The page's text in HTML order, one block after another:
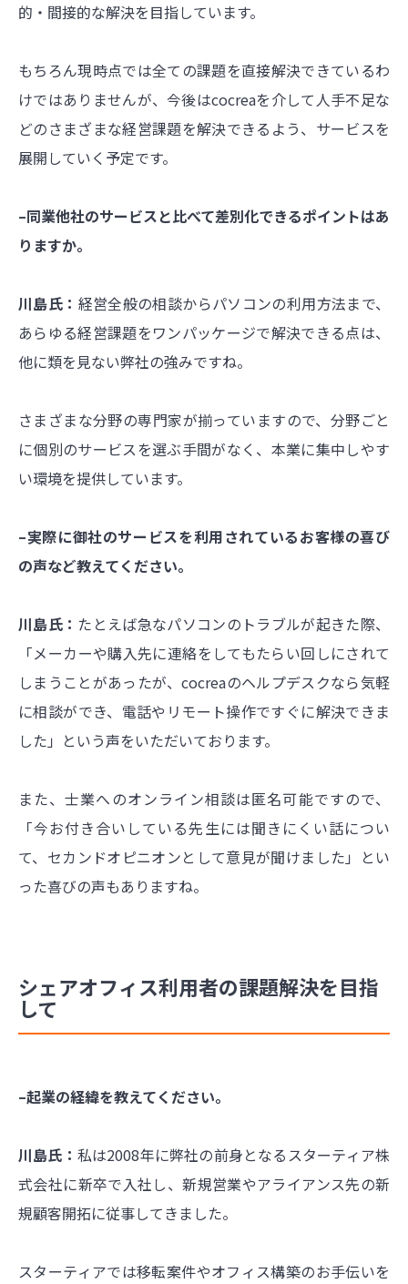
的・間接的な解決を目指しています。
もちろん現時点では全ての課題を直接解決できているわ
けではありませんが、今後はcocreaを介して人手不足な
どのさまざまな経営課題を解決できるよう、サービスを
展開していく予定です。
–同業他社のサービスと比べて差別化できるポイントはあ
りますか。
川島氏： 経営全般の相談からパソコンの利用方法まで、
あらゆる経営課題をワンパッケージで解決できる点は、
他に類を見ない弊社の強みですね。
さまざまな分野の専門家が揃っていますので、分野ごと
に個別のサービスを選ぶ手間がなく、本業に集中しやす
い環境を提供しています。
–実際に御社のサービスを利用されているお客様の喜び
の声など教えてください。
川島氏： たとえば急なパソコンのトラブルが起きた際、
「メーカーや購入先に連絡をしてもたらい回しにされて
しまうことがあったが、cocreaのヘルプデスクなら気軽
に相談ができ、電話やリモート操作ですぐに解決できま
した」という声をいただいております。
また、士業へのオンライン相談は匿名可能ですので、
「今お付き合いしている先生には聞きにくい話につい
て、セカンドオピニオンとして意見が聞けました」とい
った喜びの声もありますね。
シェアオフィス利用者の課題解決を目指
して
–起業の経緯を教えてください。
川島氏： 私は2008年に弊社の前身となるスターティア株
式会社に新卒で入社し、新規営業やアライアンス先の新
規顧客開拓に従事してきました。
スターティアでは移転案件やオフィス構築のお手伝いを